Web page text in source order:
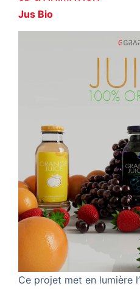
Jus Bio
Ce projet met en lumière